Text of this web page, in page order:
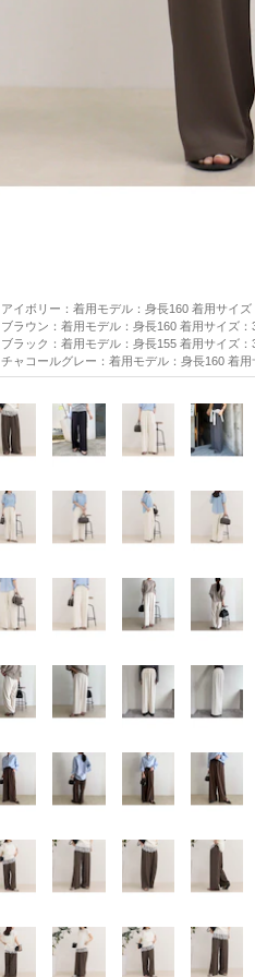
アイボリー：着用モデル：身長160 着用サイズ
ブラウン：着用モデル：身長160 着用サイズ：
ブラック：着用モデル：身長155 着用サイズ：
チャコールグレー：着用モデル：身長160 着用